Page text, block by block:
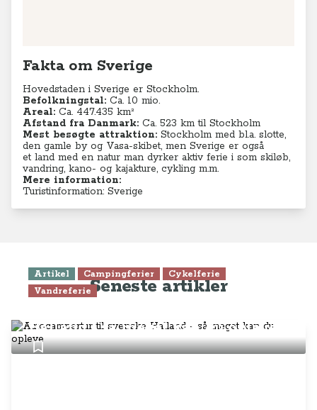
Fakta om Sverige
Hovedstaden i Sverige er Stockholm.
Befolkningstal: Ca. 10 mio.
Areal: Ca. 447.435 km²
Afstand fra Danmark: Ca. 523 km til Stockholm
Mest besøgte attraktion: Stockholm med bl.a. slotte,
den gamle by og Vasa-skibet, men Sverige er også
et land med en natur man dyrker aktiv ferie i som skiløb,
vandring, kano- og kajakture, cykling m.m.
Mere information:
Turistinformation: Sverige
Seneste artikler
Artikel Campingferier
Cykelferie
Vandreferie
Halland - så meget kan du opleve